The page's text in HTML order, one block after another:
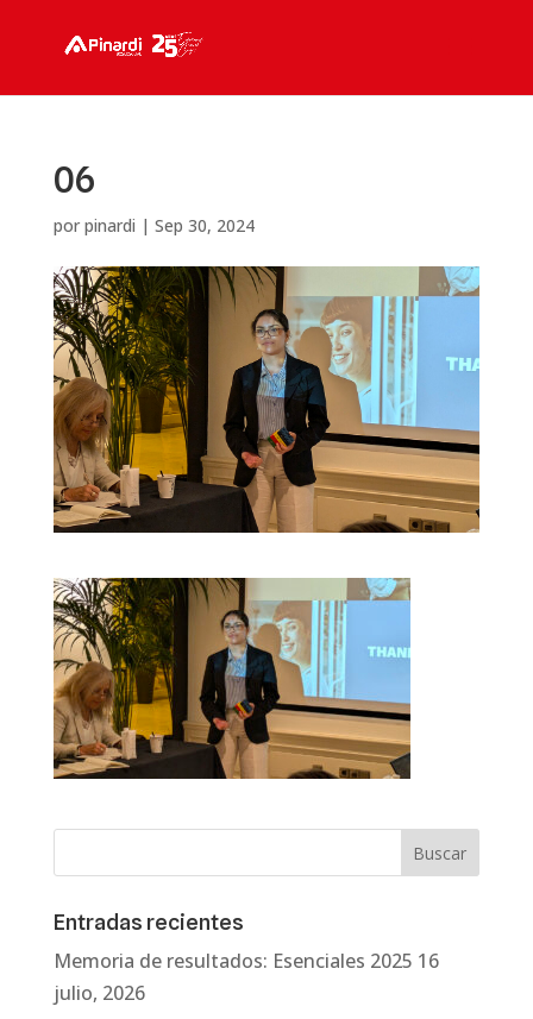
06
por pinardi | Sep 30, 2024
Entradas recientes
Memoria de resultados: Esenciales 2025 16
julio, 2026